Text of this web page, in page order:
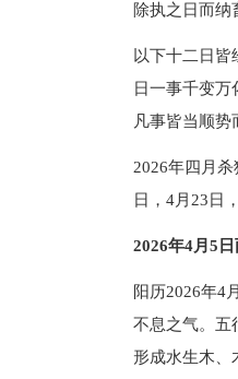
除执之日而纳
以下十二日
日一事千变
凡事皆当顺
2026年四月
日，4月23日
2026年4月5
阳历2026年4
不息之气。五
形成水生木、